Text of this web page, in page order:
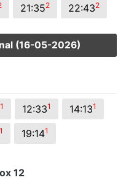
21:352 22:432
(16-05-2026)
1 12:331 14:131
1 19:141
12